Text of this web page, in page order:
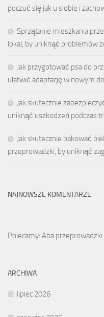
poczuć się jak u siebie i
Sprzątanie mieszkania
lokal, by uniknąć problemów
Jak przygotować psa do
ułatwić adaptację w nowym
Jak skutecznie
uniknąć uszkodzeń podczas
Jak skutecznie pakować
przeprowadzki, by uniknąć
NAJNOWSZE KOMENTARZE
Polecamy: Aba przeprowadzki
ARCHIWA
lipiec 2026